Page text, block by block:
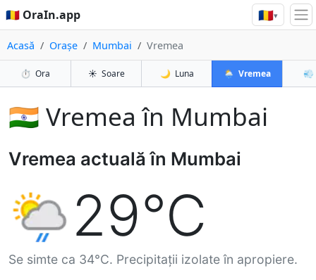
🇷🇴 OraIn.app 🇷🇴▾
Acasă Orașe Mumbai Vremea
⏱️ Ora ☀️ Soare 🌙 Luna 🌦️ Vremea 💨
🇮🇳 Vremea în Mumbai
Vremea actuală în Mumbai
29°C
Se simte ca 34°C. Precipitații izolate în apropiere.